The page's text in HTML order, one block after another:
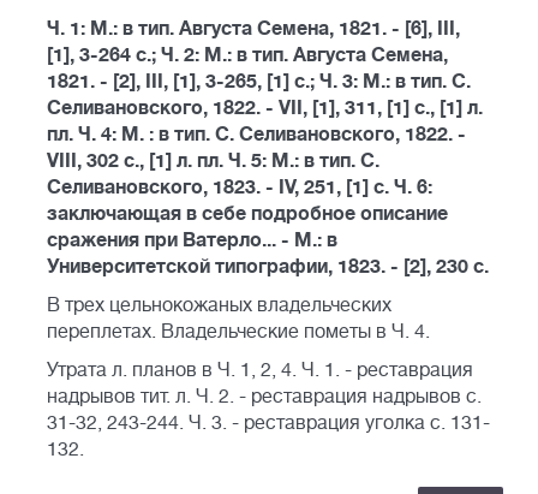
Ч. 1: М.: в тип. Августа Семена, 1821. - [6], III,
[1], 3-264 с.; Ч. 2: М.: в тип. Августа Семена,
1821. - [2], III, [1], 3-265, [1] с.; Ч. 3: М.: в тип. С.
Селивановского, 1822. - VII, [1], 311, [1] с., [1] л.
пл. Ч. 4: М. : в тип. С. Селивановского, 1822. -
VIII, 302 с., [1] л. пл. Ч. 5: М.: в тип. С.
Селивановского, 1823. - IV, 251, [1] с. Ч. 6:
заключающая в себе подробное описание
сражения при Ватерло... - М.: в
Университетской типографии, 1823. - [2], 230 с.
В трех цельнокожаных владельческих
переплетах. Владельческие пометы в Ч. 4.
Утрата л. планов в Ч. 1, 2, 4. Ч. 1. - реставрация
надрывов тит. л. Ч. 2. - реставрация надрывов с.
31-32, 243-244. Ч. 3. - реставрация уголка с. 131-
132.